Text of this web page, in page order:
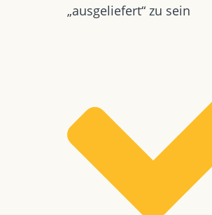
„ausgeliefert“ zu sein